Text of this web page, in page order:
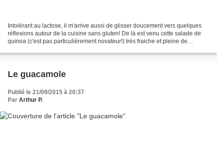
Intolérant au lactose, il m'arrive aussi de glisser doucement vers quelques
réflexions autour de la cuisine sans gluten! De là est venu cette salade de
quinoa (c'est pas particulièrement novateur!) très fraiche et pleine de
Le guacamole
Publié le 21/09/2015 à 20:37
Par Arthur P.